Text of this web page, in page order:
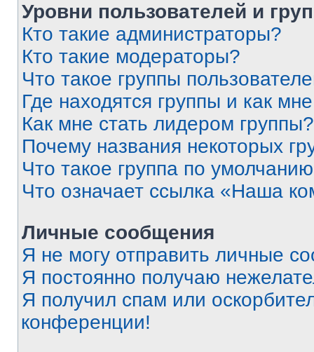
Уровни пользователей и
Кто такие администраторы?
Кто такие модераторы?
Что такое группы
Где находятся группы и как
Как мне стать лидером группы?
Почему названия некоторых
Что такое группа по
Что означает ссылка «Наша
Личные сообщения
Я не могу отправить личные
Я постоянно получаю
Я получил спам или
конференции!